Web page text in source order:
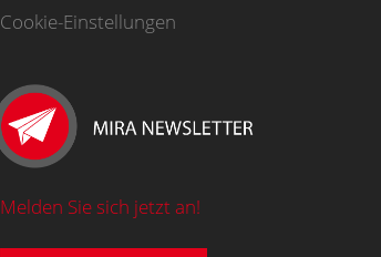
Cookie-Einstellungen
Melden Sie sich jetzt an!